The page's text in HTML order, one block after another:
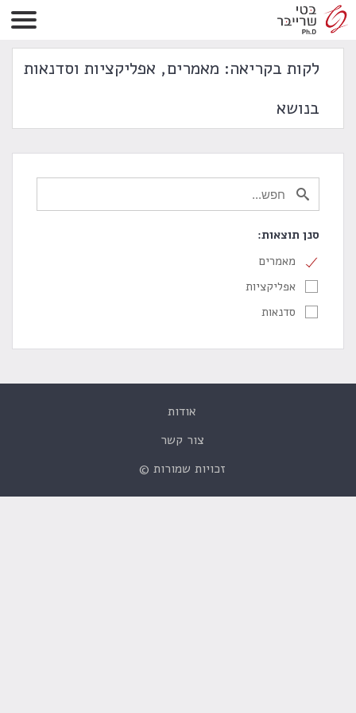
לקות בקריאה: מאמרים, אפליקציות וסדנאות
בנושא
סנן תוצאות:
מאמרים
אפליקציות
סדנאות
אודות
צור קשר
זכויות שמורות ©